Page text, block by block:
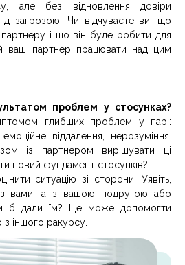
але без відновлення довіри
загрозою. Чи відчуваєте ви, що
і що він буде робити для
ваш партнер працювати над цим
проблем у стосунках?
глибших проблем у парі:
віддалення, нерозуміння.
із партнером вирішувати ці
новий фундамент стосунків?
ситуацію зі сторони. Уявіть,
вами, а з вашою подругою або
б дали їм? Це може допомогти
з іншого ракурсу.